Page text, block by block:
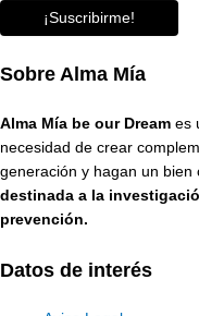
¡Suscribirme!
Sobre Alma Mía
Alma Mía be our Dream es
necesidad de crear
generación y hagan un bien
destinada a la
prevención.
Datos de interés